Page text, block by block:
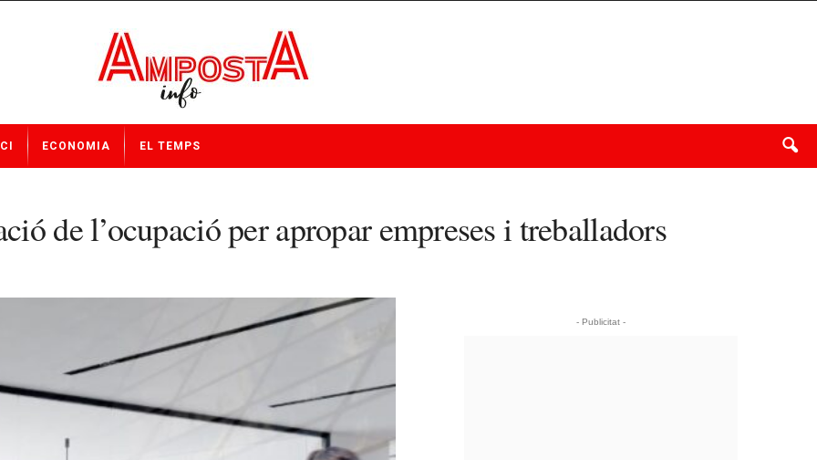
ECONOMIA EL TEMPS
de l’ocupació per apropar empreses i treballadors
- Publicitat -